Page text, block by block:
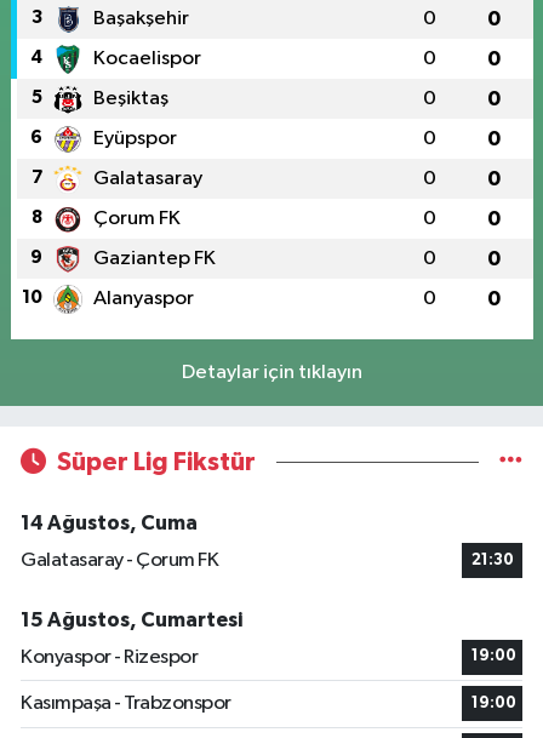
3 Başakşehir 0 0
4 Kocaelispor 0 0
5 Beşiktaş 0 0
6 Eyüpspor 0 0
7 Galatasaray 0 0
8 Çorum FK 0 0
9 Gaziantep FK 0 0
10 Alanyaspor 0 0
Detaylar için tıklayın
Süper Lig Fikstür
14 Ağustos, Cuma
Galatasaray - Çorum FK
21:30
15 Ağustos, Cumartesi
Konyaspor - Rizespor
19:00
Kasımpaşa - Trabzonspor 19:00